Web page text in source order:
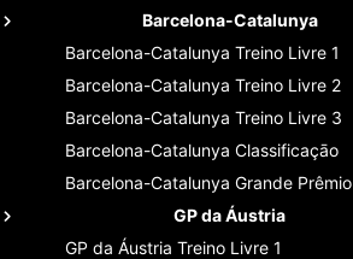
Barcelona-Catalunya
Barcelona-Catalunya Treino Livre 1
Barcelona-Catalunya Treino Livre 2
Barcelona-Catalunya Treino Livre 3
Barcelona-Catalunya Classificaçāo
Barcelona-Catalunya Grande Prêmio
GP da Áustria
GP da Áustria Treino Livre 1